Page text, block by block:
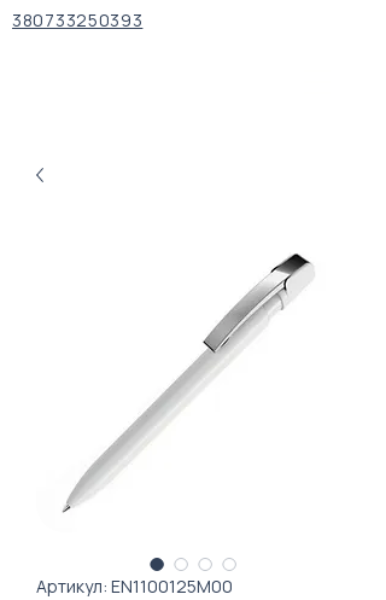
380733250393
Артикул: EN1100125M00